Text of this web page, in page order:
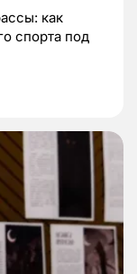
как
спорта под